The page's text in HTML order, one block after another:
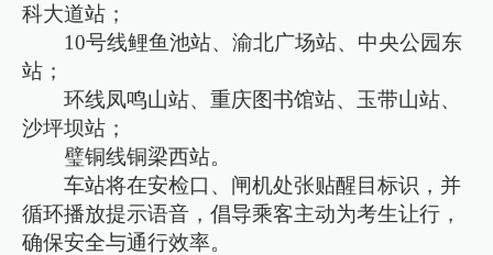
科大道站；
10号线鲤鱼池站、渝北广场站、中央公园东
站；
环线凤鸣山站、重庆图书馆站、玉带山站、
沙坪坝站；
璧铜线铜梁西站。
车站将在安检口、闸机处张贴醒目标识，并
循环播放提示语音，倡导乘客主动为考生让行，
确保安全与通行效率。